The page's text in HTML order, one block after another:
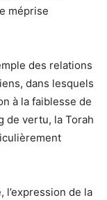
méprise
des relations
dans lesquels
à la faiblesse de
de vertu, la Torah
l’expression de la